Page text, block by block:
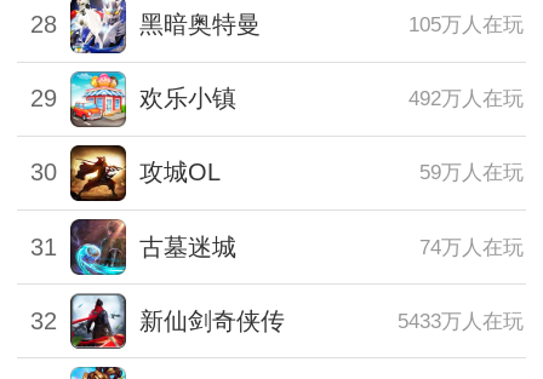
28 黑暗奥特曼 105万人在玩
29 欢乐小镇 492万人在玩
30 攻城OL 59万人在玩
31 古墓迷城 74万人在玩
32 新仙剑奇侠传 5433万人在玩